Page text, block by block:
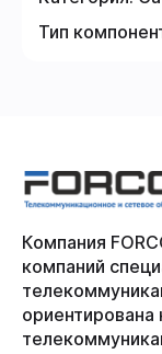
Тип
Компания
компаний
ориентирована